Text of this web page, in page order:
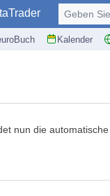
Kalender
Geben Sie
nun die